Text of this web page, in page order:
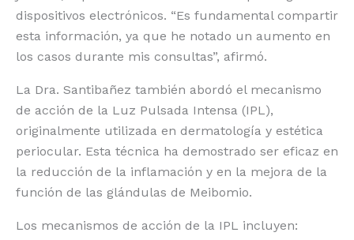
dispositivos electrónicos. “Es fundamental compartir
esta información, ya que he notado un aumento en
los casos durante mis consultas”, afirmó.
La Dra. Santibañez también abordó el mecanismo
de acción de la Luz Pulsada Intensa (IPL),
originalmente utilizada en dermatología y estética
periocular. Esta técnica ha demostrado ser eficaz en
la reducción de la inflamación y en la mejora de la
función de las glándulas de Meibomio.
Los mecanismos de acción de la IPL incluyen: